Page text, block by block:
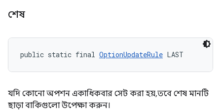
শেষ
public static final OptionUpdateRule LAST
যদি কোনো অপশন একাধিকবার সেট করা হয়, তবে শেষ মানটি
ছাড়া বাকিগুলো উপেক্ষা করুন।